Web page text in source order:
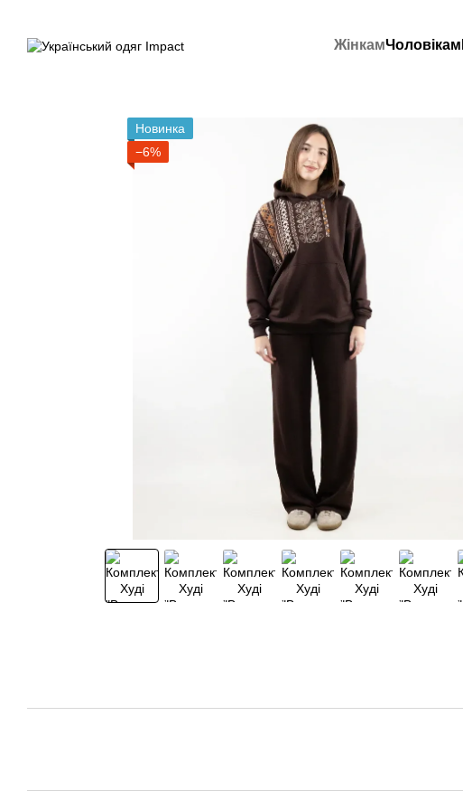
ЖінкамЧоловікам
Новинка
−6%